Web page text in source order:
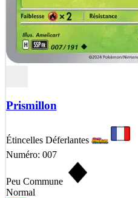
Prismillon
Étincelles Déferlantes
Numéro: 007
Peu Commune
Normal